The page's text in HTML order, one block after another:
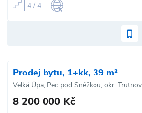
4 / 4
Prodej bytu, 1+kk, 39 m²
Velká Úpa, Pec pod Sněžkou, okr. Trutnov
8 200 000 Kč